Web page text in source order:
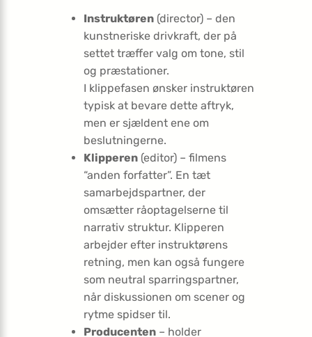
Instruktøren (director) – den
kunstneriske drivkraft, der på
settet træffer valg om tone, stil
og præstationer.
I klippefasen ønsker instruktøren
typisk at bevare dette aftryk,
men er sjældent ene om
beslutningerne.
Klipperen (editor) – filmens
“anden forfatter”. En tæt
samarbejdspartner, der
omsætter råoptagelserne til
narrativ struktur. Klipperen
arbejder efter instruktørens
retning, men kan også fungere
som neutral sparringspartner,
når diskussionen om scener og
rytme spidser til.
Producenten – holder